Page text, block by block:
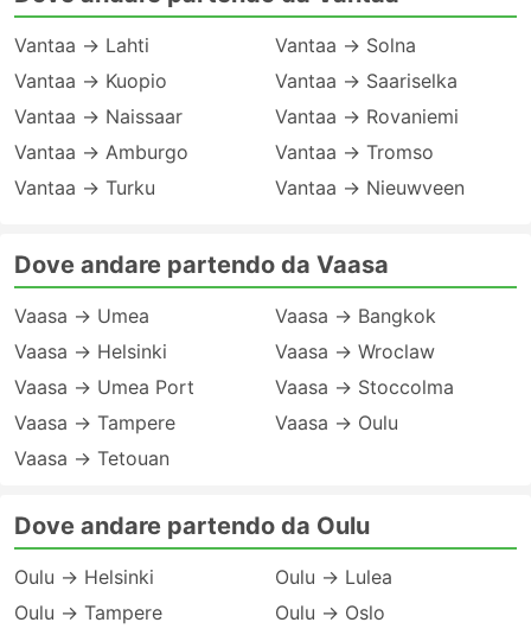
Vantaa → Lahti
Vantaa → Kuopio
Vantaa → Naissaar
Vantaa → Amburgo
Vantaa → Turku
Vantaa → Solna
Vantaa → Saariselka
Vantaa → Rovaniemi
Vantaa → Tromso
Vantaa → Nieuwveen
Dove andare partendo da Vaasa
Vaasa → Umea
Vaasa → Helsinki
Vaasa → Umea Port
Vaasa → Tampere
Vaasa → Tetouan
Vaasa → Bangkok
Vaasa → Wroclaw
Vaasa → Stoccolma
Vaasa → Oulu
Dove andare partendo da Oulu
Oulu → Helsinki
Oulu → Tampere
Oulu → Lulea
Oulu → Oslo